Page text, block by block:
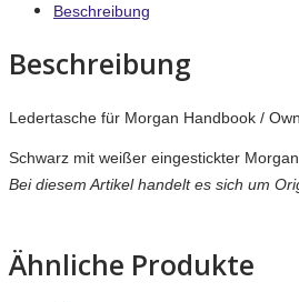
Beschreibung
Beschreibung
Ledertasche für Morgan Handbook /
Schwarz mit weißer eingestickter
Bei diesem Artikel handelt es sich um
Ähnliche Produkte